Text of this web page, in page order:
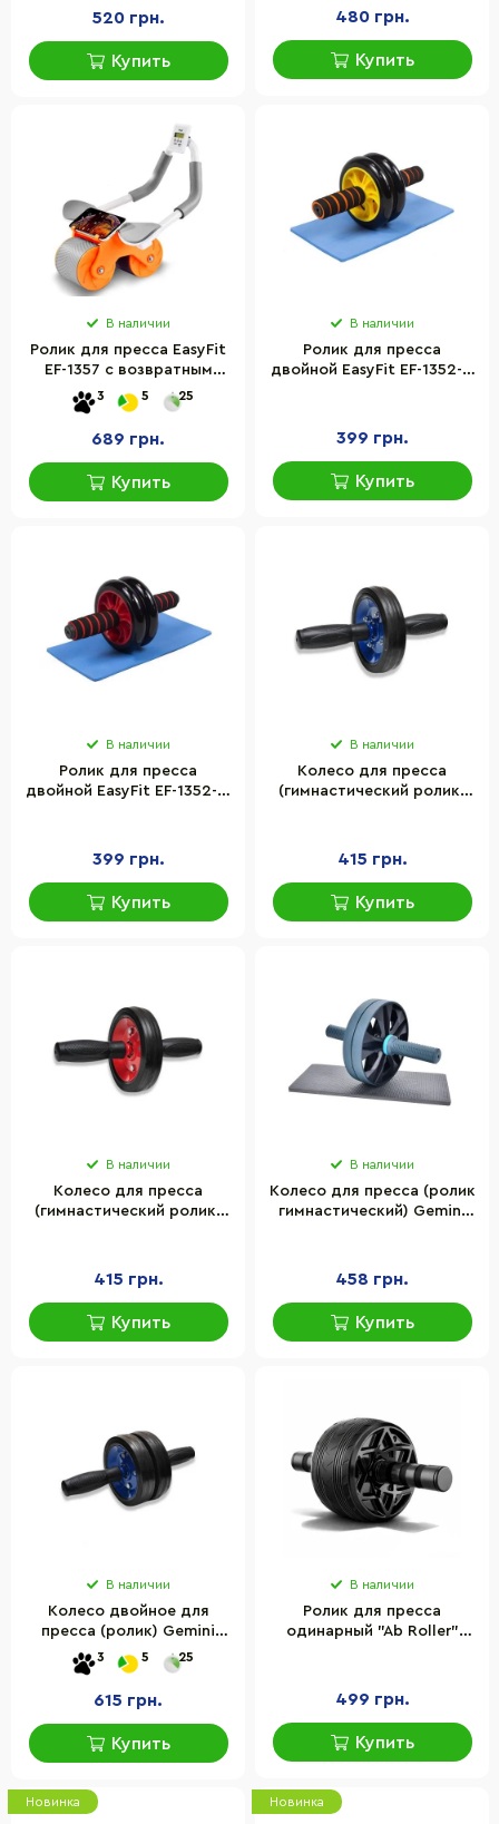
520 грн.
Купить
480 грн.
Купить
В наличии
Ролик для пресса EasyFit
EF-1357 с возвратным
механизмом и счетчиком
3 5 25
689 грн.
Купить
В наличии
Ролик для пресса
двойной EasyFit EF-1352-Y,
399 грн.
Купить
В наличии
Ролик для пресса
двойной EasyFit EF-1352-R,
399 грн.
Купить
В наличии
Колесо для пресса
(гимнастический ролик)
415 грн.
Купить
В наличии
Колесо для пресса
(гимнастический ролик)
415 грн.
Купить
В наличии
Колесо для пресса (ролик
гимнастический) Gemini
458 грн.
Купить
В наличии
Колесо двойное для
пресса (ролик) Gemini
Sport GI-1700BL-2 на
подшипнике усиленное
3 5 25
615 грн.
Купить
В наличии
Ролик для пресса
одинарный "Ab Roller"
499 грн.
Купить
Новинка Новинка